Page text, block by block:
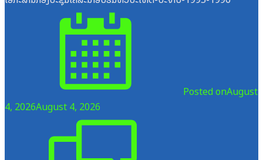
Posted onAugust
4, 2026August 4, 2026